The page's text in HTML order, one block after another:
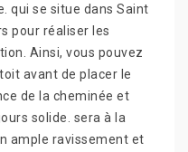
qui se situe dans Saint
pour réaliser les
Ainsi, vous pouvez
avant de placer le
de la cheminée et
solide. sera à la
ample ravissement et